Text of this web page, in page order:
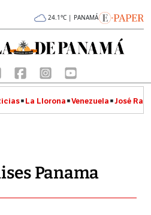
24.1°C | PANAMÁ
La Llorona Venezuela José
Panama